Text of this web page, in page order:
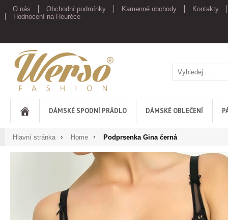
O nás Obchodní podmínky Kamenné obchody
Kontakty
Hodnocení na Heuréce
Werso
DÁMSKÉ SPODNÍ PRÁDLO DÁMSKÉ OBLEČENÍ
Hlavní stránka Home Podprsenka Gina černá